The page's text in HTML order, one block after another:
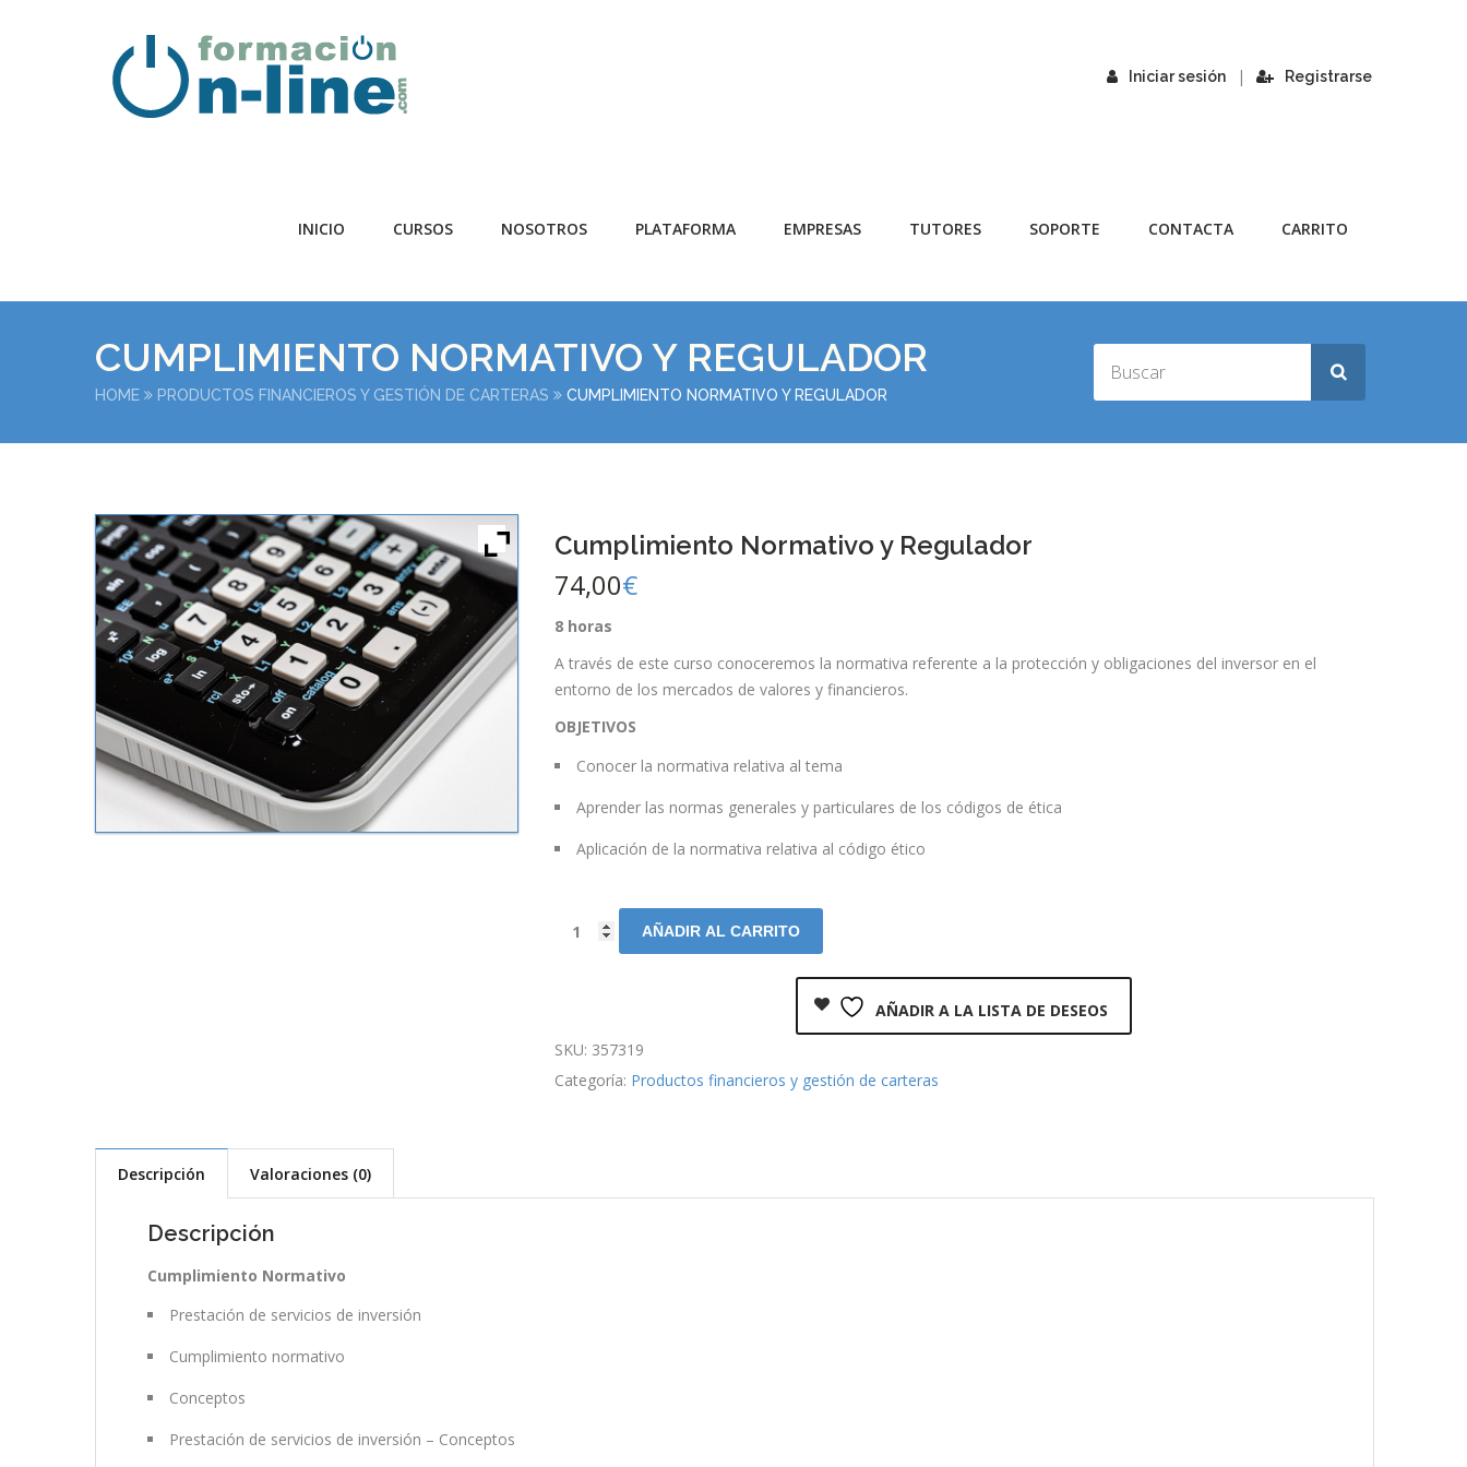
Iniciar sesión | Registrarse
INICIO CURSOS NOSOTROS PLATAFORMA EMPRESAS TUTORES SOPORTE CONTACTA CARRITO
CUMPLIMIENTO NORMATIVO Y REGULADOR
HOME PRODUCTOS FINANCIEROS Y GESTIÓN DE CARTERAS CUMPLIMIENTO NORMATIVO Y REGULADOR
Cumplimiento Normativo y Regulador
74,00€
8 horas
A través de este curso conoceremos la normativa referente a la protección y obligaciones del inversor en el
entorno de los mercados de valores y financieros.
OBJETIVOS
Conocer la normativa relativa al tema
Aprender las normas generales y particulares de los códigos de ética
Aplicación de la normativa relativa al código ético
AÑADIR AL CARRITO
AÑADIR A LA LISTA DE DESEOS
SKU: 357319
Categoría: Productos financieros y gestión de carteras
Descripción Valoraciones (0)
Descripción
Cumplimiento Normativo
Prestación de servicios de inversión
Cumplimiento normativo
Conceptos
Prestación de servicios de inversión – Conceptos